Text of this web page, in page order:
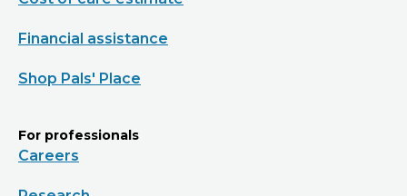
Financial assistance
Shop Pals' Place
For professionals
Careers